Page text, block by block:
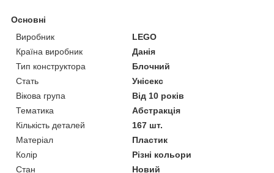
Основні
Виробник
LEGO
Країна виробник
Данія
Тип конструктора
Блочний
Стать
Унісекс
Вікова група
Від 10 років
Тематика
Абстракція
Кількість деталей
167 шт.
Матеріал
Пластик
Колір
Різні кольори
Стан
Новий